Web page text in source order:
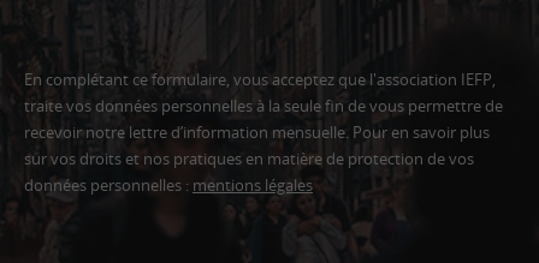
En complétant ce formulaire, vous acceptez que l'association IEFP,
traite vos données personnelles à la seule fin de vous permettre de
recevoir notre lettre d’information mensuelle. Pour en savoir plus
sur vos droits et nos pratiques en matière de protection de vos
données personnelles : mentions légales